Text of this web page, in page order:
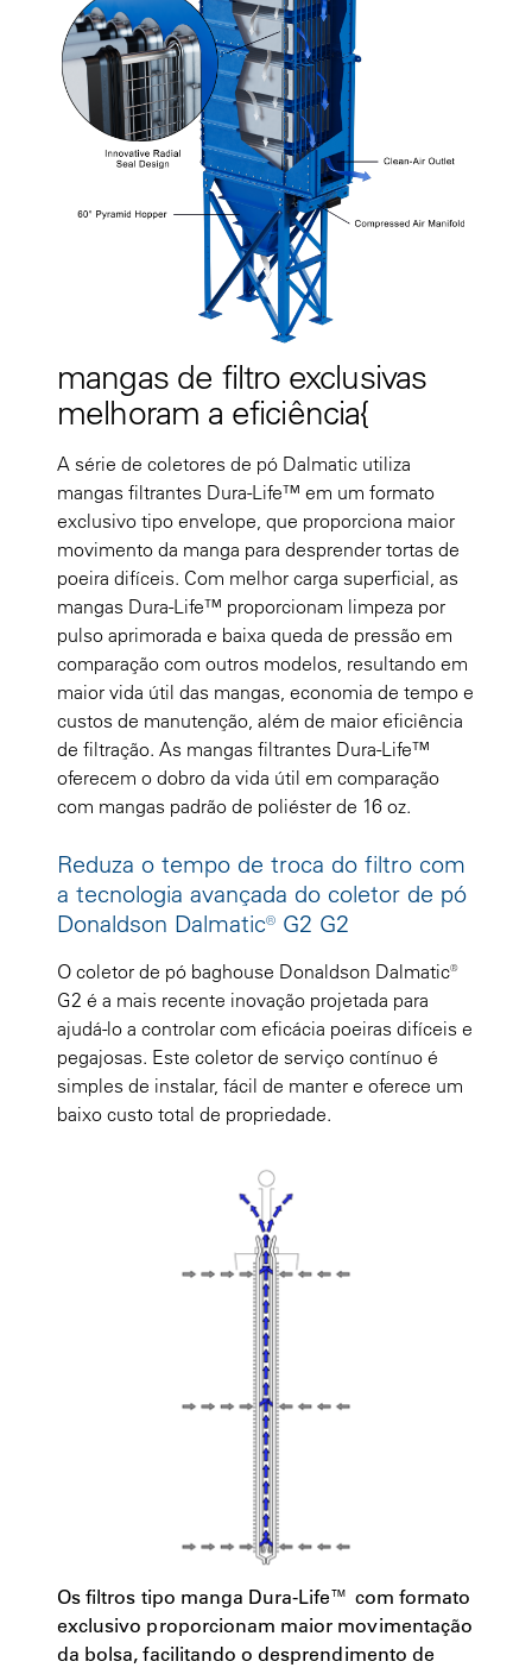
mangas de filtro exclusivas
melhoram a eficiência{
A série de coletores de pó Dalmatic utiliza
mangas filtrantes Dura-Life™ em um formato
exclusivo tipo envelope, que proporciona maior
movimento da manga para desprender tortas de
poeira difíceis. Com melhor carga superficial, as
mangas Dura-Life™ proporcionam limpeza por
pulso aprimorada e baixa queda de pressão em
comparação com outros modelos, resultando em
maior vida útil das mangas, economia de tempo e
custos de manutenção, além de maior eficiência
de filtração. As mangas filtrantes Dura-Life™
oferecem o dobro da vida útil em comparação
com mangas padrão de poliéster de 16 oz.
Reduza o tempo de troca do filtro com
a tecnologia avançada do coletor de pó
Donaldson Dalmatic® G2 G2
O coletor de pó baghouse Donaldson Dalmatic®
G2 é a mais recente inovação projetada para
ajudá-lo a controlar com eficácia poeiras difíceis e
pegajosas. Este coletor de serviço contínuo é
simples de instalar, fácil de manter e oferece um
baixo custo total de propriedade.
Os filtros tipo manga Dura-Life™ com formato
exclusivo proporcionam maior movimentação
da bolsa, facilitando o desprendimento de